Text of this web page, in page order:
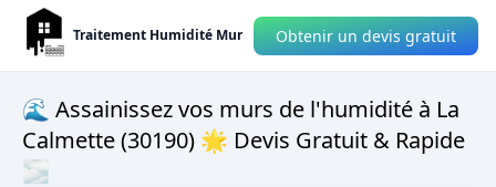
Traitement Humidité Mur Obtenir un devis gratuit
🌊 Assainissez vos murs de l'humidité à La
Calmette (30190) 🌟 Devis Gratuit & Rapide
🌫